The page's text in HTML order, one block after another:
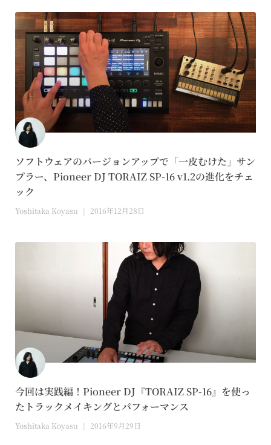
ソフトウェアのバージョンアップで「一皮むけた」サン
プラー、Pioneer DJ TORAIZ SP-16 v1.2の進化をチェ
ック
Yoshitaka Koyasu 2016年12月28日
今回は実践編！Pioneer DJ『TORAIZ SP-16』を使っ
たトラックメイキングとパフォーマンス
Yoshitaka Koyasu 2016年9月29日